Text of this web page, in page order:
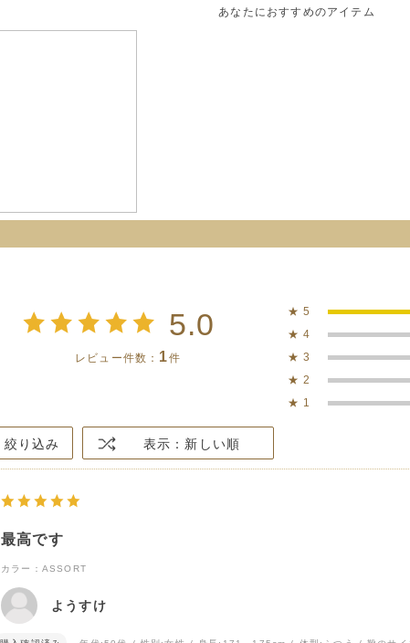
あなたにおすすめのアイテム
5.0
レビュー件数： 1件
★ 5
★ 4
★ 3
★ 2
★ 1
絞り込み 表示：新しい順
最高です
カラー：ASSORT
ようすけ